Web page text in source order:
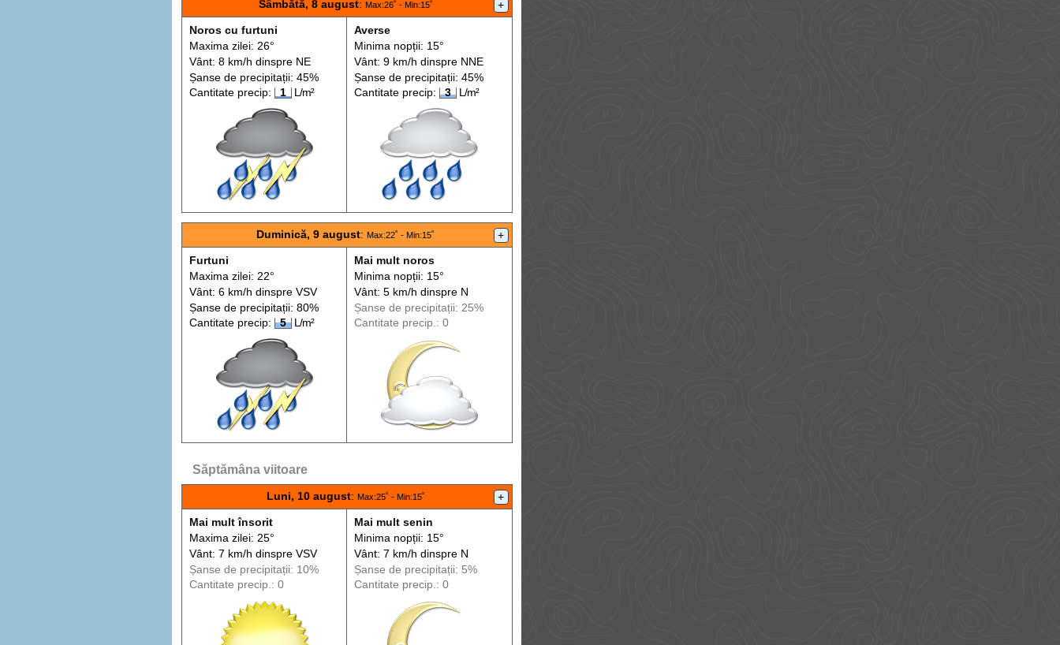
Sâmbătă, 8 august: Max:26˚ - Min:15˚ +
Noros cu furtuni
Maxima zilei: 26°
Vânt: 8 km/h dinspreNE
Șanse de precipitații: 45%
Cantitate precip:
1 L/m²
Averse
Minima nopții: 15°
Vânt: 9 km/h dinspreNNE
Șanse de precipitații: 45%
Cantitate precip:
3 L/m²
Duminică, 9 august:Max:22˚ - Min:15˚ +
Furtuni
Maxima zilei: 22°
Vânt: 6 km/h dinspreVSV
Șanse de precipitații: 80%
Cantitate precip:
5 L/m²
Mai mult noros
Minima nopții: 15°
Vânt: 5 km/h dinspreN
Șanse de precipitații: 25%
Cantitate precip.: 0
Săptămâna viitoare
Luni, 10 august: Max:25˚ - Min:15˚ +
Mai mult însorit
Maxima zilei: 25°
Vânt: 7 km/h dinspreVSV
Șanse de precipitații: 10%
Cantitate precip.: 0
Mai mult senin
Minima nopții: 15°
Vânt: 7 km/h dinspreN
Șanse de precipitații: 5%
Cantitate precip.: 0